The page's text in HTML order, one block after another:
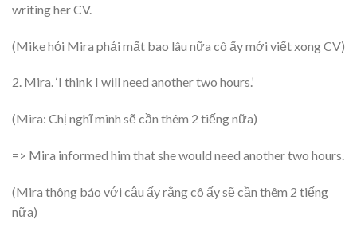
writing her CV.
(Mike hỏi Mira phải mất bao lâu nữa cô ấy mới viết xong CV)
2. Mira. ‘I think I will need another two hours.’
(Mira: Chị nghĩ mình sẽ cần thêm 2 tiếng nữa)
=> Mira informed him that she would need another two hours.
(Mira thông báo với cậu ấy rằng cô ấy sẽ cần thêm 2 tiếng
nữa)